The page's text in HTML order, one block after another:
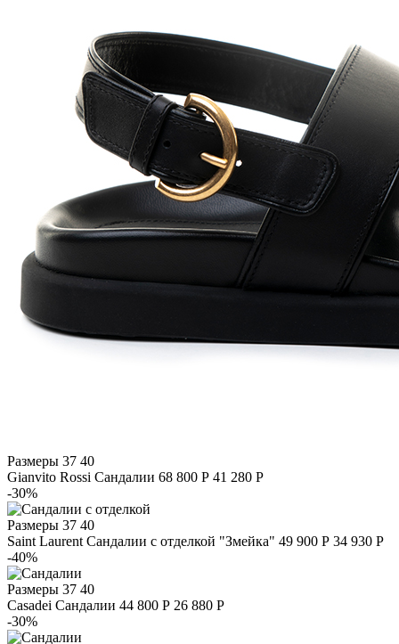
Размеры 37 40
Gianvito Rossi Сандалии 68 800 Р 41 280 Р
-30%
Размеры 37 40
Saint Laurent Сандалии с отделкой "Змейка" 49 900 Р 34 930 Р
-40%
Размеры 37 40
Casadei Сандалии 44 800 Р 26 880 Р
-30%